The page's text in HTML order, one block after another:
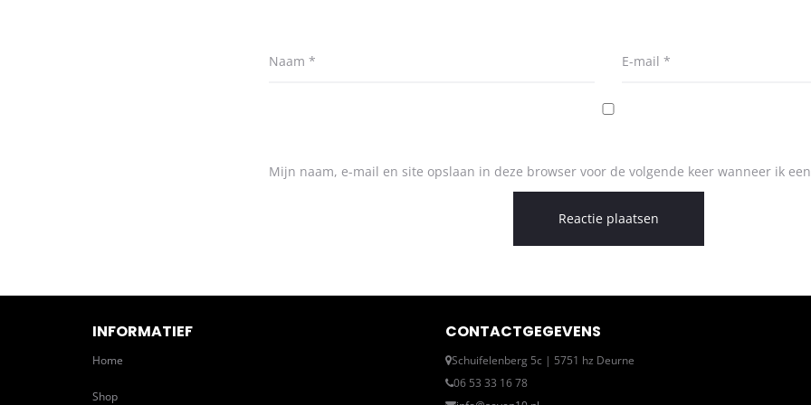
Naam * E-mail *
Mijn naam, e-mail en site opslaan in deze browser voor de volgende keer wanneer ik
INFORMATIEF
Home
Shop
CONTACTGEGEVENS
Schuifelenberg 5c | 5751 hz Deurne
06 53 33 16 78